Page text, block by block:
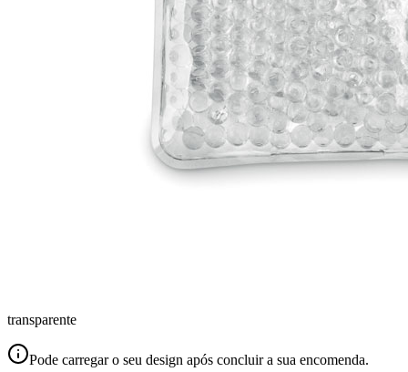
transparente
Pode carregar o seu design após concluir a sua encomenda.